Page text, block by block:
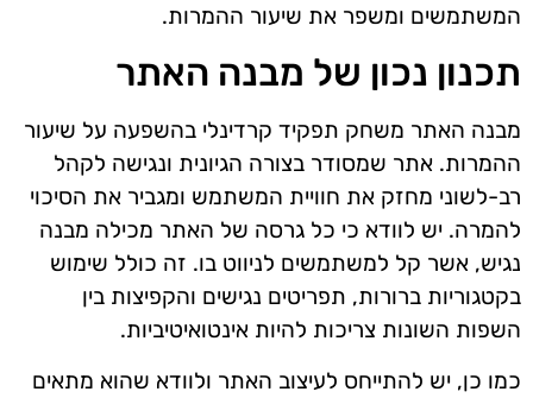
המשתמשים ומשפר את שיעור ההמרות.
תכנון נכון של מבנה האתר
מבנה האתר משחק תפקיד קרדינלי בהשפעה על שיעור
ההמרות. אתר שמסודר בצורה הגיונית ונגישה לקהל
רב-לשוני מחזק את חוויית המשתמש ומגביר את הסיכוי
להמרה. יש לוודא כי כל גרסה של האתר מכילה מבנה
נגיש, אשר קל למשתמשים לניווט בו. זה כולל שימוש
בקטגוריות ברורות, תפריטים נגישים והקפיצות בין
השפות השונות צריכות להיות אינטואיטיביות.
כמו כן, יש להתייחס לעיצוב האתר ולוודא שהוא מתאים